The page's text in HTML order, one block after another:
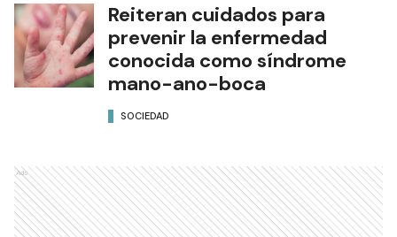
Reiteran cuidados para
prevenir la enfermedad
conocida como síndrome
mano-ano-boca
SOCIEDAD
Ads